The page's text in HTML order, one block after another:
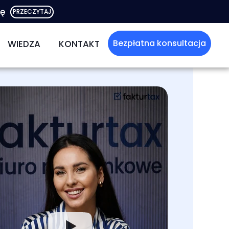
PRZECZYTAJ
Bezpłatna konsultacja
SPÓŁEK
I ROZCHODÓW
WIEDZA
BLOG
WZORY UMÓW
NA ZASADACH OGÓLNYCH
NA LINIÓWCE
NA RYCZAŁCIE
ZUS - JAKIE ULGI?
KONTAKT